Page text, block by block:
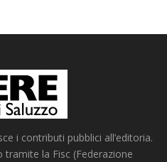
i contributi pubblici all’editoria.
tramite la Fisc (Federazione